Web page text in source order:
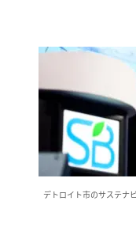
デトロイト市のサステナ